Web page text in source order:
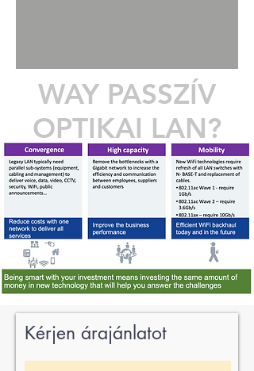
WAY PASSZÍV
OPTIKAI LAN?
Kérjen árajánlatot